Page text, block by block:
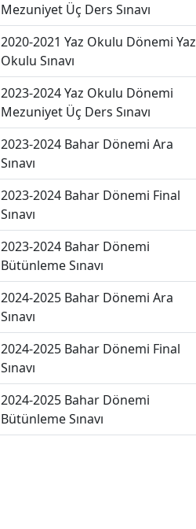
Mezuniyet Üç Ders Sınavı
2020-2021 Yaz Okulu Dönemi Yaz
Okulu Sınavı
2023-2024 Yaz Okulu Dönemi
Mezuniyet Üç Ders Sınavı
2023-2024 Bahar Dönemi Ara
Sınavı
2023-2024 Bahar Dönemi Final
Sınavı
2023-2024 Bahar Dönemi
Bütünleme Sınavı
2024-2025 Bahar Dönemi Ara
Sınavı
2024-2025 Bahar Dönemi Final
Sınavı
2024-2025 Bahar Dönemi
Bütünleme Sınavı